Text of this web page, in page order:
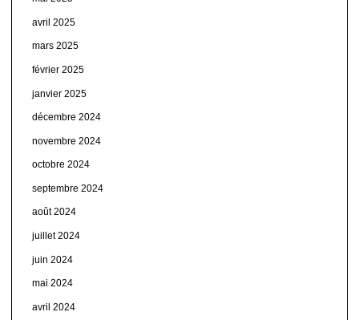
avril 2025
mars 2025
février 2025
janvier 2025
décembre 2024
novembre 2024
octobre 2024
septembre 2024
août 2024
juillet 2024
juin 2024
mai 2024
avril 2024